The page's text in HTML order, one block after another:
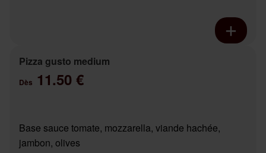
Pizza gusto medium
Dès 11.50 €
Base sauce tomate, mozzarella, viande hachée,
jambon, olives